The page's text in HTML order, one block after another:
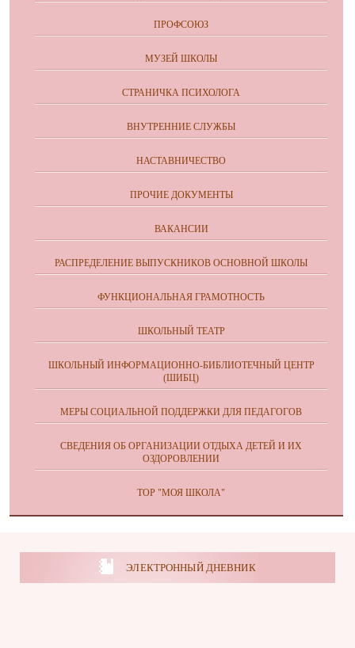
ПРОФСОЮЗ
МУЗЕЙ ШКОЛЫ
СТРАНИЧКА ПСИХОЛОГА
ВНУТРЕННИЕ СЛУЖБЫ
НАСТАВНИЧЕСТВО
ПРОЧИЕ ДОКУМЕНТЫ
ВАКАНСИИ
РАСПРЕДЕЛЕНИЕ ВЫПУСКНИКОВ ОСНОВНОЙ ШКОЛЫ
ФУНКЦИОНАЛЬНАЯ ГРАМОТНОСТЬ
ШКОЛЬНЫЙ ТЕАТР
ШКОЛЬНЫЙ ИНФОРМАЦИОННО-БИБЛИОТЕЧНЫЙ ЦЕНТР
(ШИБЦ)
МЕРЫ СОЦИАЛЬНОЙ ПОДДЕРЖКИ ДЛЯ ПЕДАГОГОВ
СВЕДЕНИЯ ОБ ОРГАНИЗАЦИИ ОТДЫХА ДЕТЕЙ И ИХ
ОЗДОРОВЛЕНИИ
ТОР "МОЯ ШКОЛА"
ЭЛЕКТРОННЫЙ ДНЕВНИК